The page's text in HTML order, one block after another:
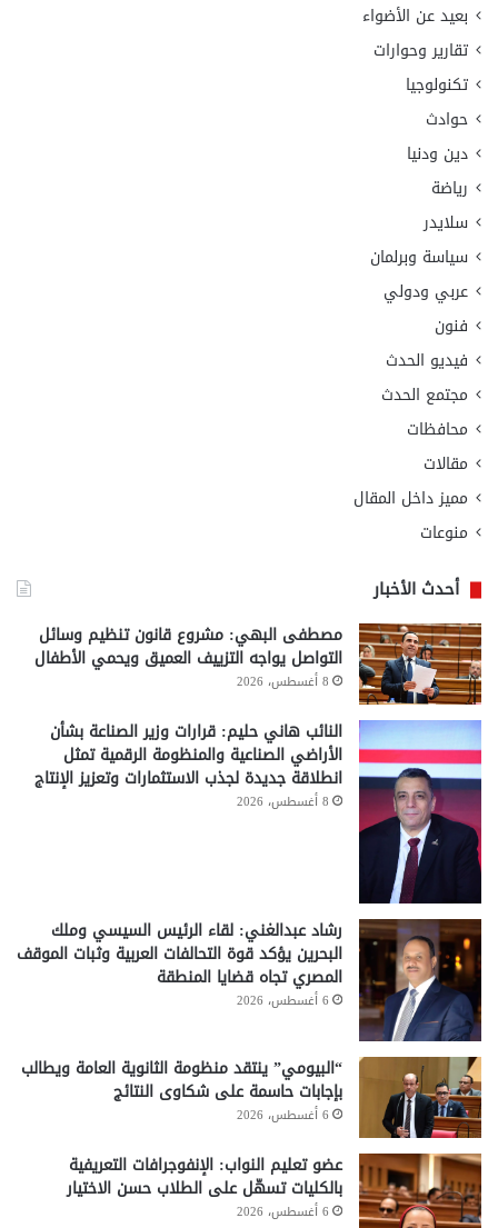
بعيد عن الأضواء
تقارير وحوارات
تكنولوجيا
حوادث
دين ودنيا
رياضة
سلايدر
سياسة وبرلمان
عربي ودولي
فنون
فيديو الحدث
مجتمع الحدث
محافظات
مقالات
مميز داخل المقال
منوعات
أحدث الأخبار
مصطفى البهي: مشروع قانون تنظيم وسائل
التواصل يواجه التزييف العميق ويحمي الأطفال
8 أغسطس، 2026
النائب هاني حليم: قرارات وزير الصناعة بشأن
الأراضي الصناعية والمنظومة الرقمية تمثل
انطلاقة جديدة لجذب الاستثمارات وتعزيز الإنتاج
8 أغسطس، 2026
رشاد عبدالغني: لقاء الرئيس السيسي وملك
البحرين يؤكد قوة التحالفات العربية وثبات الموقف
المصري تجاه قضايا المنطقة
6 أغسطس، 2026
“البيومي” ينتقد منظومة الثانوية العامة ويطالب
بإجابات حاسمة على شكاوى النتائج
6 أغسطس، 2026
عضو تعليم النواب: الإنفوجرافات التعريفية
بالكليات تسهّل على الطلاب حسن الاختيار
6 أغسطس، 2026